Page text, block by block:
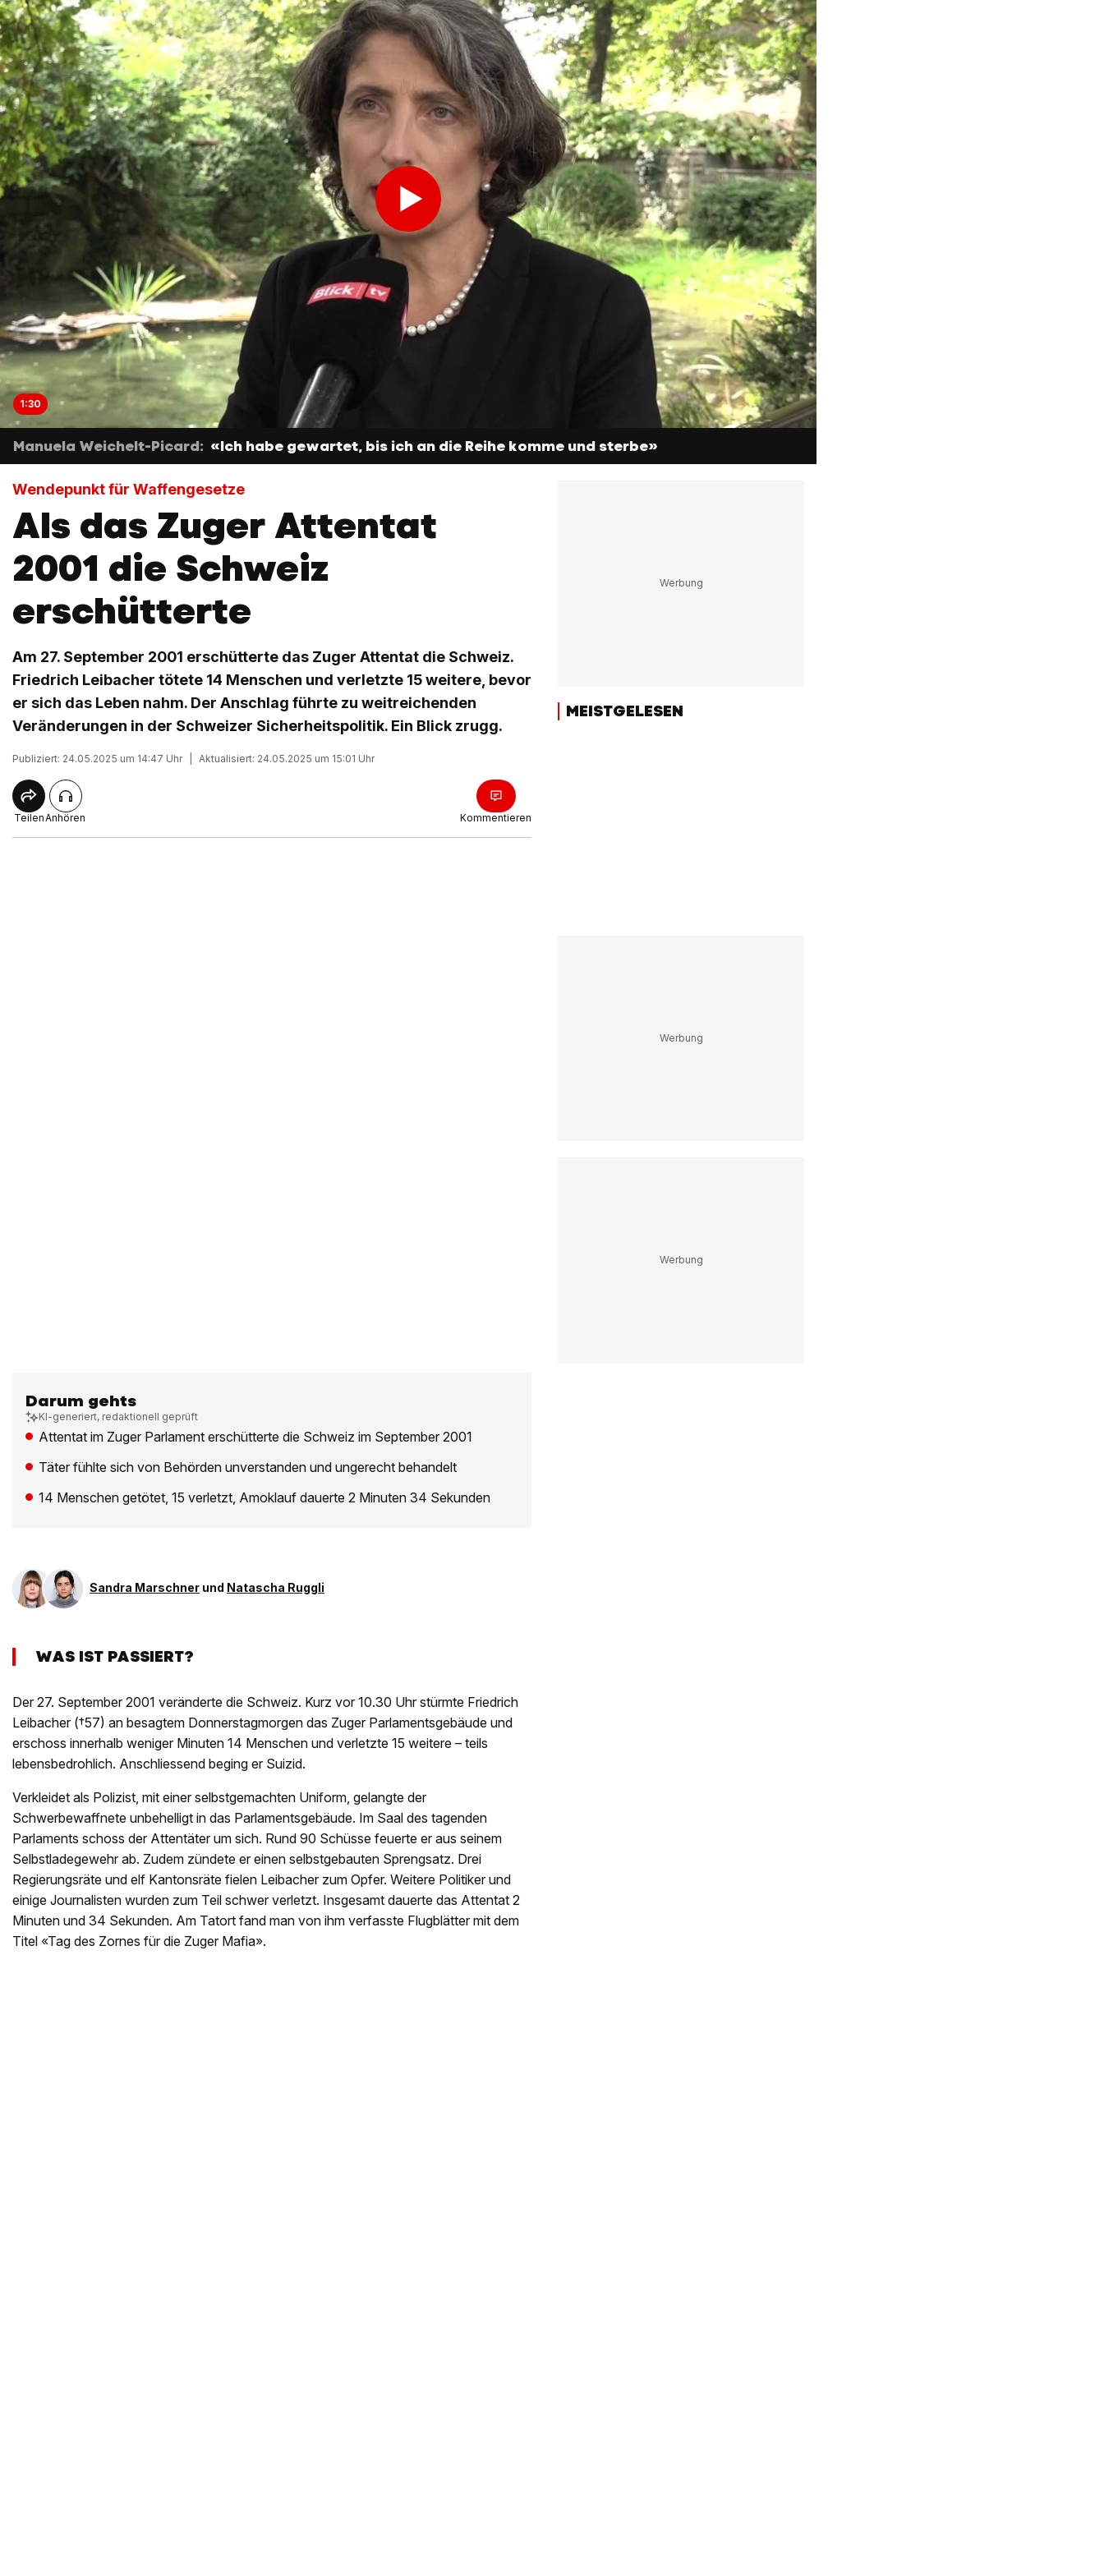
1:30
Manuela Weichelt-Picard: «Ich habe gewartet, bis ich an die Reihe komme und sterbe»
Wendepunkt für Waffengesetze
Als das Zuger Attentat
2001 die Schweiz
erschütterte
Am 27. September 2001 erschütterte das Zuger Attentat die Schweiz.
Friedrich Leibacher tötete 14 Menschen und verletzte 15 weitere, bevor
er sich das Leben nahm. Der Anschlag führte zu weitreichenden
Veränderungen in der Schweizer Sicherheitspolitik. Ein Blick zrugg.
Publiziert: 24.05.2025 um 14:47 Uhr Aktualisiert: 24.05.2025 um 15:01 Uhr
TeilenAnhören Kommentieren
Darum gehts
KI-generiert, redaktionell geprüft
Attentat im Zuger Parlament erschütterte die Schweiz im September 2001
Täter fühlte sich von Behörden unverstanden und ungerecht behandelt
14 Menschen getötet, 15 verletzt, Amoklauf dauerte 2 Minuten 34 Sekunden
Sandra Marschner und Natascha Ruggli
WAS IST PASSIERT?
Der 27. September 2001 veränderte die Schweiz. Kurz vor 10.30 Uhr stürmte Friedrich
Leibacher (†57) an besagtem Donnerstagmorgen das Zuger Parlamentsgebäude und
erschoss innerhalb weniger Minuten 14 Menschen und verletzte 15 weitere – teils
lebensbedrohlich. Anschliessend beging er Suizid.
Verkleidet als Polizist, mit einer selbstgemachten Uniform, gelangte der
Schwerbewaffnete unbehelligt in das Parlamentsgebäude. Im Saal des tagenden
Parlaments schoss der Attentäter um sich. Rund 90 Schüsse feuerte er aus seinem
Selbstladegewehr ab. Zudem zündete er einen selbstgebauten Sprengsatz. Drei
Regierungsräte und elf Kantonsräte fielen Leibacher zum Opfer. Weitere Politiker und
einige Journalisten wurden zum Teil schwer verletzt. Insgesamt dauerte das Attentat 2
Minuten und 34 Sekunden. Am Tatort fand man von ihm verfasste Flugblätter mit dem
Titel «Tag des Zornes für die Zuger Mafia».
MEISTGELESEN